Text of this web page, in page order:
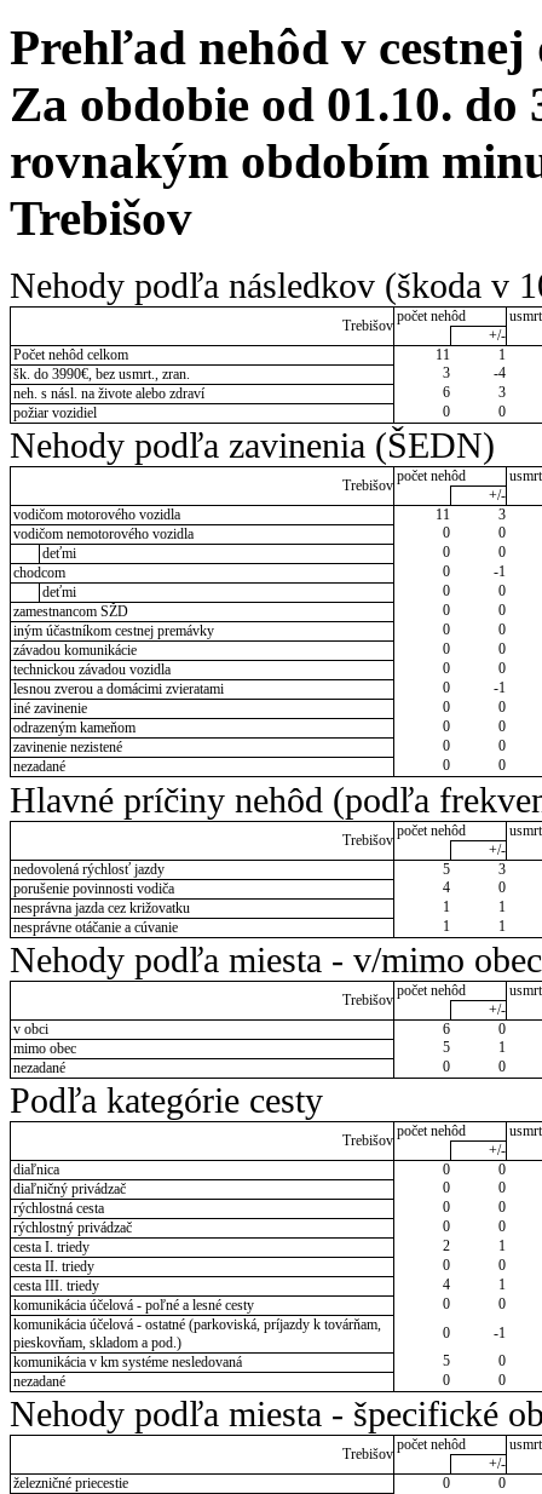
Prehľad nehôd v cestnej
Za obdobie od 01.10. do
rovnakým obdobím
Trebišov
Nehody podľa následkov (škoda v
Trebišov
počet nehôd
+/-
Počet nehôd celkom
11
1
šk. do 3990€, bez usmrt., zran.
3
-4
neh. s násl. na živote alebo zdraví
6
3
požiar vozidiel
0 0
Nehody podľa zavinenia (ŠEDN)
Trebišov
počet nehôd
+/-
vodičom motorového vozidla
11
3
vodičom nemotorového vozidla
0
0
deťmi
0
0
chodcom
0
-1
deťmi
0
0
zamestnancom SŽD
0
0
iným účastníkom cestnej premávky
0
0
závadou komunikácie
0
0
technickou závadou vozidla
0
0
lesnou zverou a domácimi zvieratami
0
-1
iné zavinenie
0
0
odrazeným kameňom
0
0
zavinenie nezistené
0
0
nezadané
0 0
Hlavné príčiny nehôd (podľa
Trebišov
počet nehôd
+/-
nedovolená rýchlosť jazdy
5
3
porušenie povinnosti vodiča
4
0
nesprávna jazda cez križovatku
1
1
nesprávne otáčanie a cúvanie
1 1
Nehody podľa miesta - v/mimo obec
Trebišov
počet nehôd
+/-
v obci
6
0
mimo obec
5
1
nezadané
0 0
Podľa kategórie cesty
Trebišov
počet nehôd
+/-
diaľnica
0
0
diaľničný privádzač
0
0
rýchlostná cesta
0
0
rýchlostný privádzač
0
0
cesta I. triedy
2
1
cesta II. triedy
0
0
cesta III. triedy
4
1
komunikácia účelová - poľné a lesné cesty
0
0
komunikácia účelová - ostatné (parkoviská, príjazdy k továrňam,
pieskovňam, skladom a pod.)
0
-1
komunikácia v km systéme nesledovaná
5
0
nezadané
0 0
Nehody podľa miesta - špecifické
Trebišov
počet nehôd
+/-
železničné priecestie
0
0